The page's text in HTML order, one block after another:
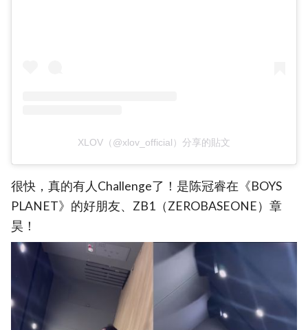
XLOV（@xlov_official）分享的貼文
很快，真的有人Challenge了！是陈冠睿在《BOYS
PLANET》的好朋友、ZB1（ZEROBASEONE）章
昊！